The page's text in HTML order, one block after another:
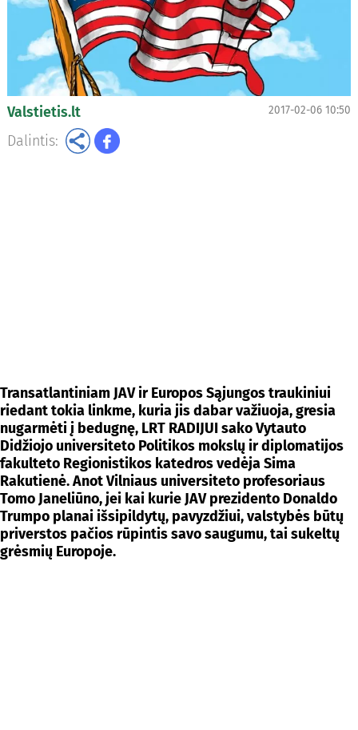
Valstietis.lt 2017-02-06 10:50
Dalintis:
Transatlantiniam JAV ir Europos Sąjungos traukiniui
riedant tokia linkme, kuria jis dabar važiuoja, gresia
nugarmėti į bedugnę, LRT RADIJUI sako Vytauto
Didžiojo universiteto Politikos mokslų ir diplomatijos
fakulteto Regionistikos katedros vedėja Sima
Rakutienė. Anot Vilniaus universiteto profesoriaus
Tomo Janeliūno, jei kai kurie JAV prezidento Donaldo
Trumpo planai išsipildytų, pavyzdžiui, valstybės būtų
priverstos pačios rūpintis savo saugumu, tai sukeltų
grėsmių Europoje.